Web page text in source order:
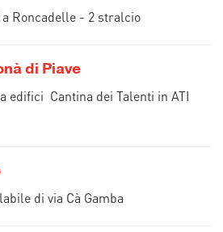
Roncadelle - 2 stralcio
di Piave
edifici Cantina dei Talenti in ATI
di via Cà Gamba